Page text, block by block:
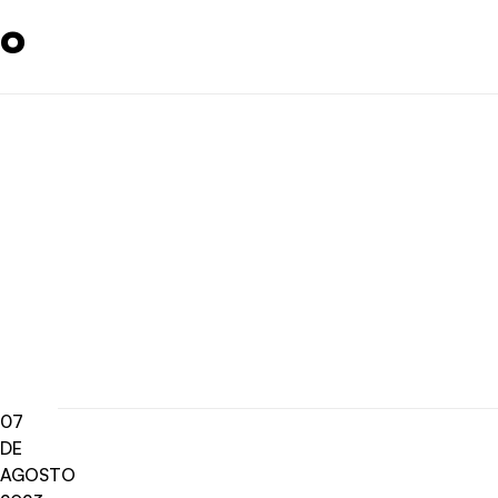
o
07
DE
AGOSTO